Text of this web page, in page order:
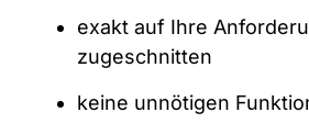
exakt auf Ihre
zugeschnitten
keine unnötigen